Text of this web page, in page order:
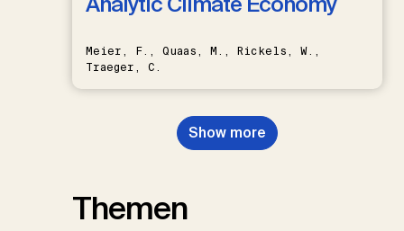
Meier, F., Quaas, M., Rickels, W.,
Traeger, C.
Show more
Themen